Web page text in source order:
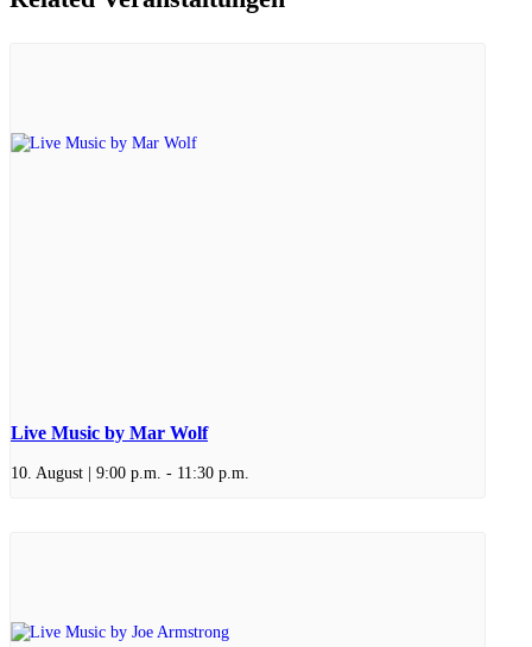
Live Music by Mar Wolf
10. August | 9:00 p.m. - 11:30 p.m.